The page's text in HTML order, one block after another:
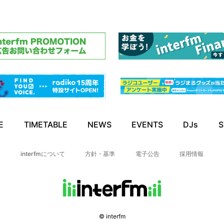
TIMETABLE NEWS EVENTS DJs
interfmについて 方針・基準 電子公告 採用情報
© interfm